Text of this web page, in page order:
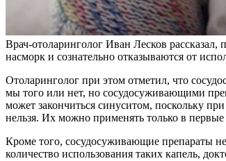
Врач-отоларинголог Иван Лесков
насморк и сознательно отказываются от
Отоларинголог при этом отметил, что
мы того или нет, но сосудосуживающими
может закончиться синуситом, поскольку
нельзя. Их можно применять только в
Кроме того, сосудосуживающие препараты
количество использования таких капель,